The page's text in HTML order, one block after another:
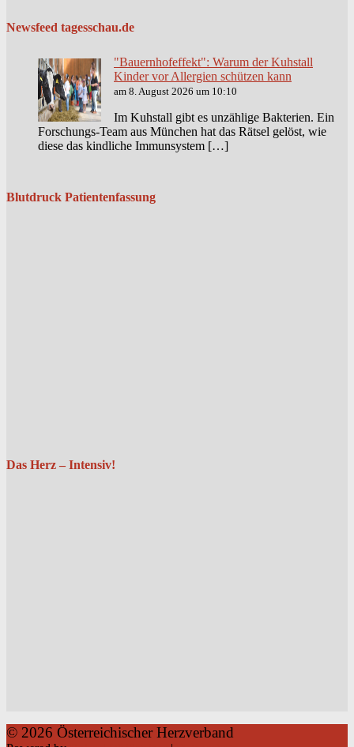
Newsfeed tagesschau.de
"Bauernhofeffekt": Warum der Kuhstall
Kinder vor Allergien schützen kann
am 8. August 2026 um 10:10
Im Kuhstall gibt es unzählige Bakterien. Ein
Forschungs-Team aus München hat das Rätsel gelöst, wie
diese das kindliche Immunsystem […]
Blutdruck Patientenfassung
Das Herz – Intensiv!
© 2026 Österreichischer Herzverband